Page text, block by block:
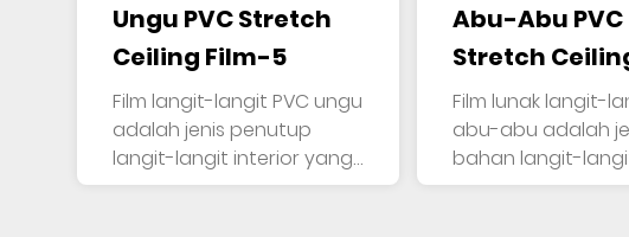
Ungu PVC Stretch
Ceiling Film-5
Film langit-langit PVC ungu
adalah jenis penutup
langit-langit interior yang
...
Abu-Abu PVC
Stretch
Film-4
Film lunak langit-
abu-abu adalah
bahan langit-
t...